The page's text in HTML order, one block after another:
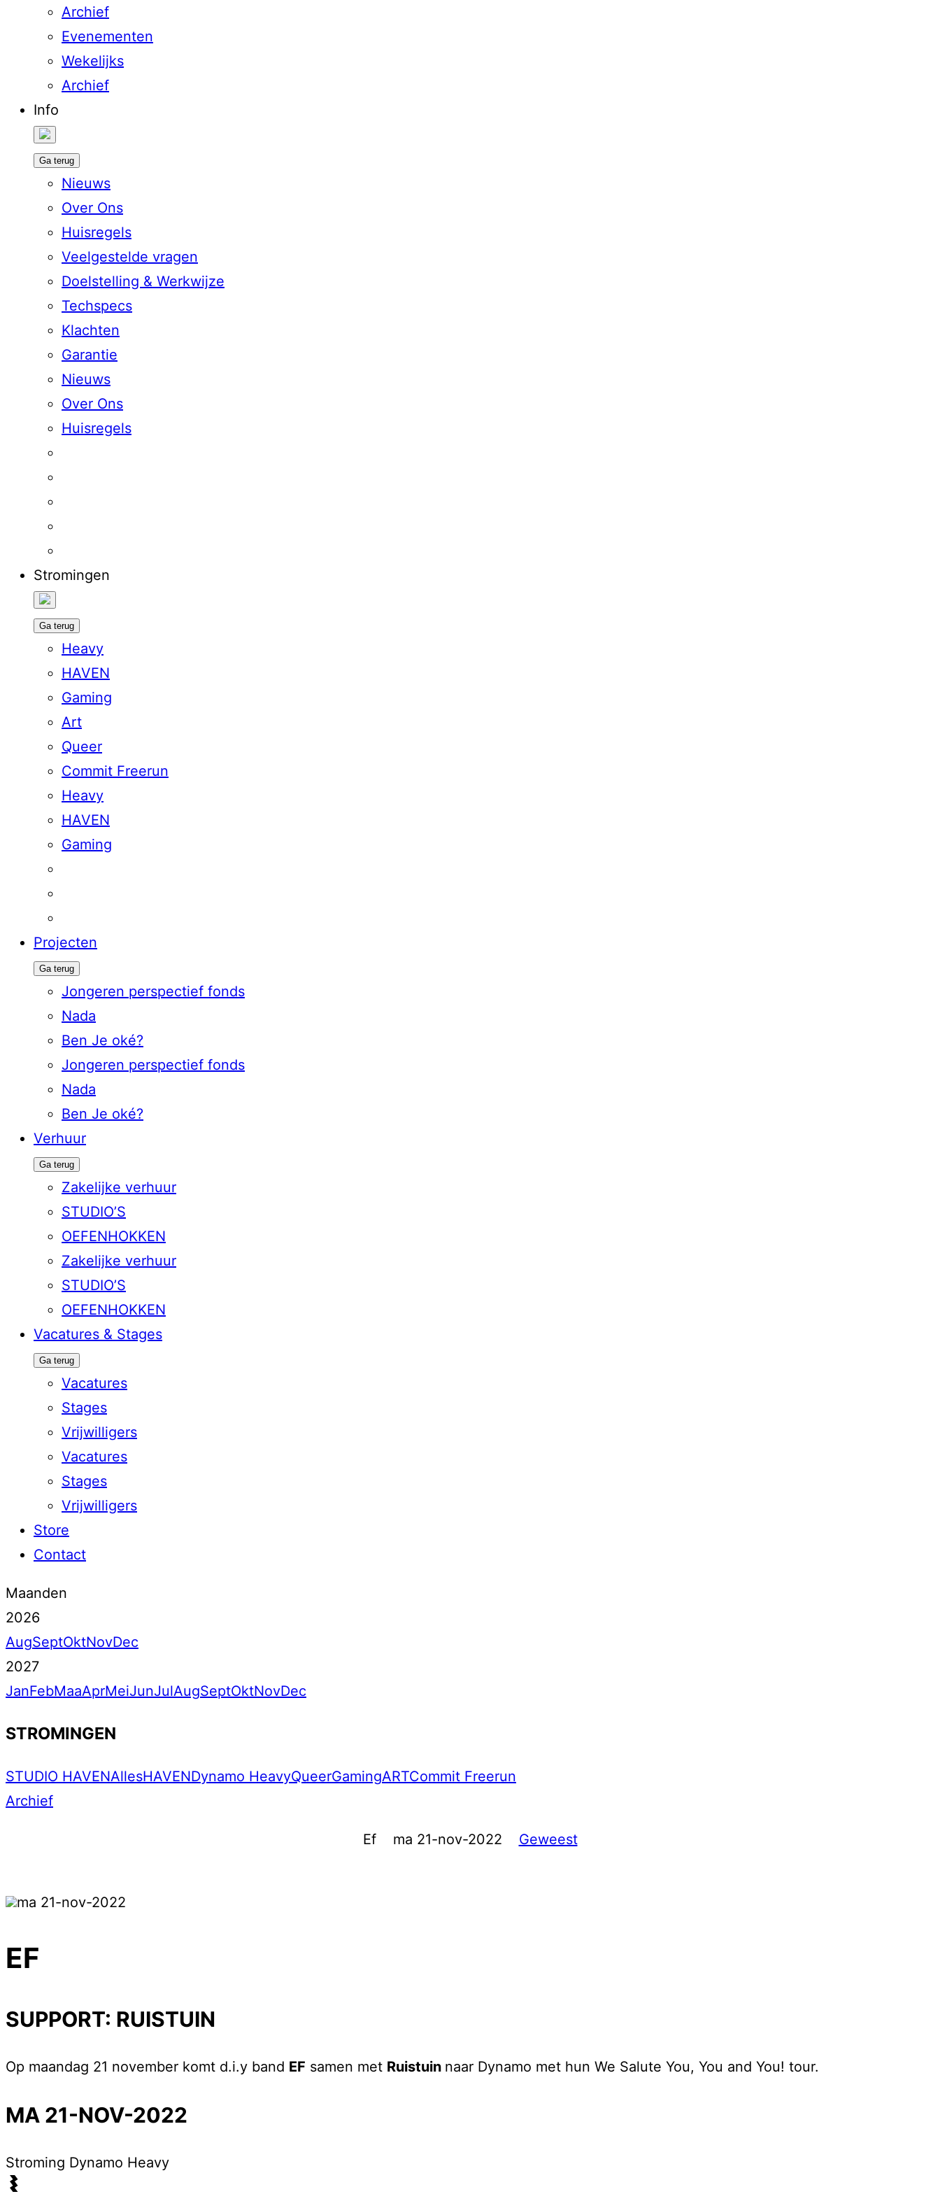
Archief
Evenementen
Wekelijks
Archief
Info
Ga terug
Nieuws
Over Ons
Huisregels
Veelgestelde vragen
Doelstelling & Werkwijze
Techspecs
Klachten
Garantie
Nieuws
Over Ons
Huisregels
Stromingen
Ga terug
Heavy
HAVEN
Gaming
Art
Queer
Commit Freerun
Heavy
HAVEN
Gaming
Projecten
Ga terug
Jongeren perspectief fonds
Nada
Ben Je oké?
Jongeren perspectief fonds
Nada
Ben Je oké?
Verhuur
Ga terug
Zakelijke verhuur
STUDIO’S
OEFENHOKKEN
Zakelijke verhuur
STUDIO’S
OEFENHOKKEN
Vacatures & Stages
Ga terug
Vacatures
Stages
Vrijwilligers
Vacatures
Stages
Vrijwilligers
Store
Contact
Maanden
2026
AugSeptOktNovDec
2027
JanFebMaaAprMeiJunJulAugSeptOktNovDec
STROMINGEN
STUDIO HAVENAllesHAVENDynamo HeavyQueerGamingARTCommit Freerun
Archief
Ef ma 21-nov-2022 Geweest
ma 21-nov-2022
EF
SUPPORT: RUISTUIN
Op maandag 21 november komt d.i.y band EF samen met Ruistuin naar Dynamo met hun We Salute You, You and You! tour.
MA 21-NOV-2022
Stroming Dynamo Heavy